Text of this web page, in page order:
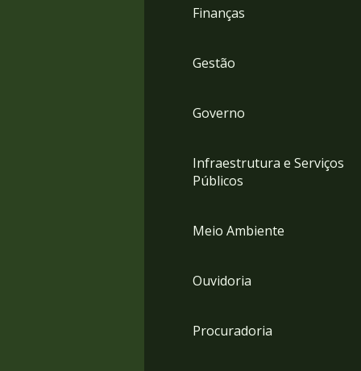
Finanças
Gestão
Governo
Infraestrutura e Serviços
Públicos
Meio Ambiente
Ouvidoria
Procuradoria